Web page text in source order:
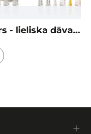
BABOR Adventes kalendārs - lieliska dāvana Ziemassvētkos!